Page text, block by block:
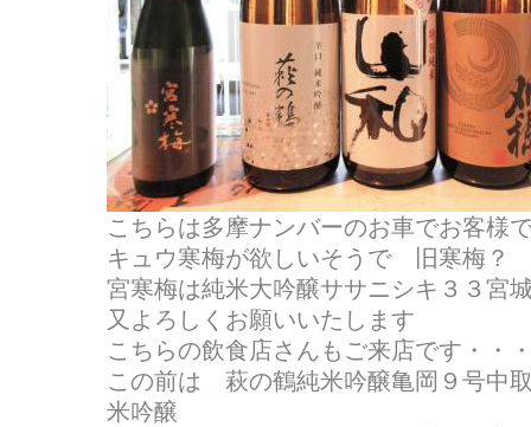
こちらは多摩ナンバーのお車でお客様
キュウ寒梅が欲しいそうで 旧寒梅？
宮寒梅は純米大吟醸ササニシキ３３宮
又よろしくお願いいたします
こちらの飲食店さんもご来店です・・
この前は 萩の鶴純米吟醸亀岡９号中
米吟醸